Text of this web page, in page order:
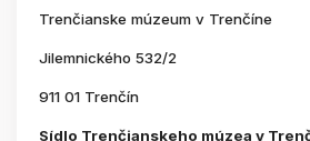
Trenčianske múzeum v Trenčíne
Jilemnického 532/2
911 01 Trenčín
Sídlo Trenčianskeho múzea v